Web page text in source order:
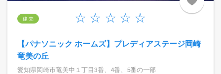
建 売
【パナソニック ホームズ】プレディアステージ岡崎
竜美の丘
愛知県岡崎市竜美中１丁目3番、4番、5番の一部